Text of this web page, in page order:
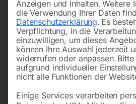
Anzeigen und Inhalten. Weitere
die Verwendung Ihrer Daten
Datenschutzerklärung. Es
Verpflichtung, in die
einzuwilligen, um dieses
können Ihre Auswahl jederzeit
widerrufen oder anpassen.
aufgrund individueller
nicht alle Funktionen der
Einige Services verarbeiten